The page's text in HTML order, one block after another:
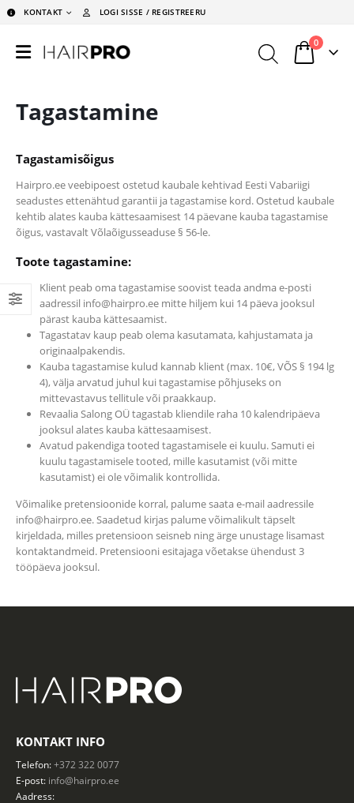
KONTAKT LOGI SISSE / REGISTREERU
0
Tagastamine
Tagastamisõigus
Hairpro.ee veebipoest ostetud kaubale kehtivad Eesti Vabariigi
seadustes ettenähtud garantii ja tagastamise kord. Ostetud kaubale
kehtib alates kauba kättesaamisest 14 päevane kauba tagastamise
õigus, vastavalt Võlaõigusseaduse § 56-le.
Toote tagastamine:
Klient peab oma tagastamise soovist teada andma e-posti
aadressil info@hairpro.ee mitte hiljem kui 14 päeva jooksul
pärast kauba kättesaamist.
Tagastatav kaup peab olema kasutamata, kahjustamata ja
originaalpakendis.
Kauba tagastamise kulud kannab klient (max. 10€, VÕS § 194 lg
4), välja arvatud juhul kui tagastamise põhjuseks on
mittevastavus tellitule või praakkaup.
Revaalia Salong OÜ tagastab kliendile raha 10 kalendripäeva
jooksul alates kauba kättesaamisest.
Avatud pakendiga tooted tagastamisele ei kuulu. Samuti ei
kuulu tagastamisele tooted, mille kasutamist (või mitte
kasutamist) ei ole võimalik kontrollida.
Võimalike pretensioonide korral, palume saata e-mail aadressile
info@hairpro.ee. Saadetud kirjas palume võimalikult täpselt
kirjeldada, milles pretensioon seisneb ning ärge unustage lisamast
kontaktandmeid. Pretensiooni esitajaga võetakse ühendust 3
tööpäeva jooksul.
KONTAKT INFO
Telefon:+372 322 0077
E-post: info@hairpro.ee
Aadress: